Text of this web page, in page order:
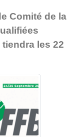
Comité de la
les 22